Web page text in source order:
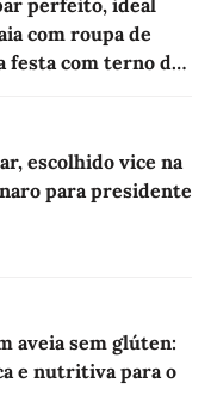
com roupa de
festa com terno de
escolhido vice na
para presidente
aveia sem glúten:
e nutritiva para o